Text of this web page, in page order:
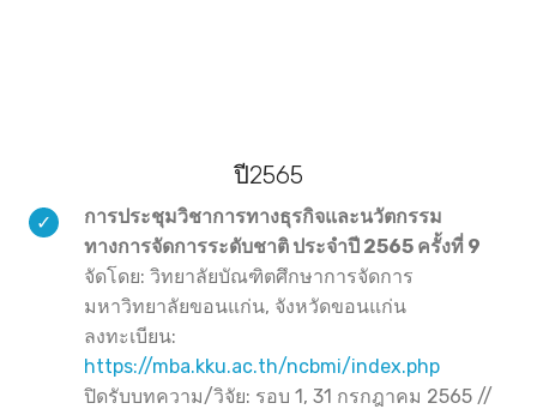
ปี2565
การประชุมวิชาการทางธุรกิจและนวัตกรรม
ทางการจัดการระดับชาติ ประจำปี 2565 ครั้งที่ 9
จัดโดย: วิทยาลัยบัณฑิตศึกษาการจัดการ
มหาวิทยาลัยขอนแก่น, จังหวัดขอนแก่น
ลงทะเบียน:
https://mba.kku.ac.th/ncbmi/index.php
ปิดรับบทความ/วิจัย: รอบ 1, 31 กรกฎาคม 2565 //